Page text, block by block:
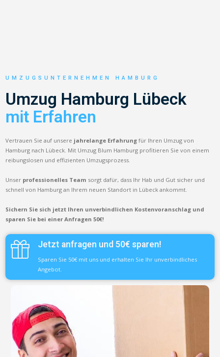
UMZUGSUNTERNEHMEN HAMBURG
Umzug Hamburg Lübeck
mit Erfahren
Vertrauen Sie auf unsere jahrelange Erfahrung für Ihren Umzug von
Hamburg nach Lübeck. Mit Umzug Blum Hamburg profitieren Sie von einem
reibungslosen und effizienten Umzugsprozess.
Unser professionelles Team sorgt dafür, dass Ihr Hab und Gut sicher und
schnell von Hamburg an Ihrem neuen Standort in Lübeck ankommt.
Sichern Sie sich jetzt Ihren unverbindlichen Kostenvoranschlag und
sparen Sie bei einer Anfragen 50€!
Jetzt anfragen und 50€ sparen!
Sparen Sie 50€ mit uns und erhalten Sie Ihr unverbindliches
Angebot.